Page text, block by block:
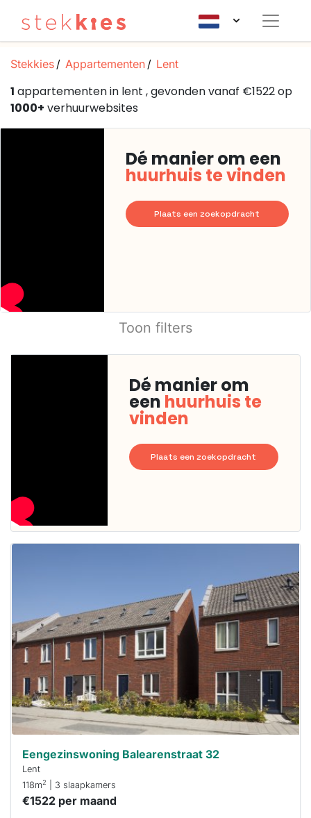
Stekkies Appartementen Lent
1 appartementen in lent , gevonden vanaf €1522 op
1000+ verhuurwebsites
Dé manier om een
huurhuis te vinden
Plaats een zoekopdracht
Toon filters
Dé manier om
een huurhuis te
vinden
Plaats een zoekopdracht
maken moet je
binnen 15
minuten
reageren.
je hierbij!
Eengezinswoning Balearenstraat 32
Lent
118m2 | 3 slaapkamers
€1522 per maand